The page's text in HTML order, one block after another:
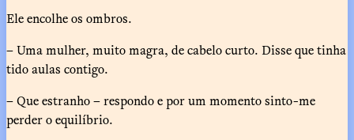
Ele encolhe os ombros.
– Uma mulher, muito magra, de cabelo curto. Disse que tinha
tido aulas contigo.
– Que estranho – respondo e por um momento sinto-me
perder o equilíbrio.